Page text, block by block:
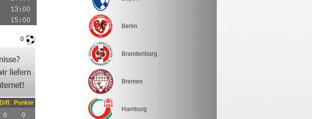
0
Diff.
Punkte
0 0
Berlin
Brandenburg
Bremen
Hamburg